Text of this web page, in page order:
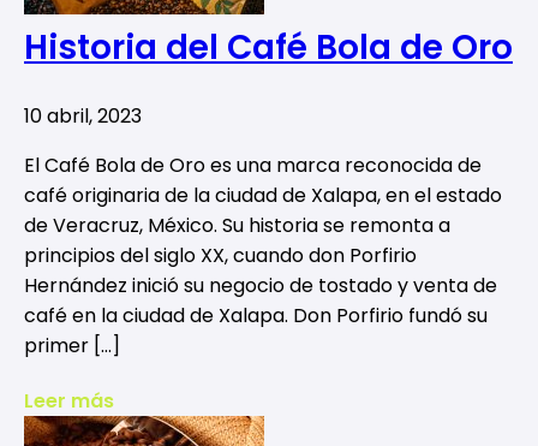
Historia del Café Bola de Oro
10 abril, 2023
El Café Bola de Oro es una marca reconocida de
café originaria de la ciudad de Xalapa, en el estado
de Veracruz, México. Su historia se remonta a
principios del siglo XX, cuando don Porfirio
Hernández inició su negocio de tostado y venta de
café en la ciudad de Xalapa. Don Porfirio fundó su
primer […]
Leer más